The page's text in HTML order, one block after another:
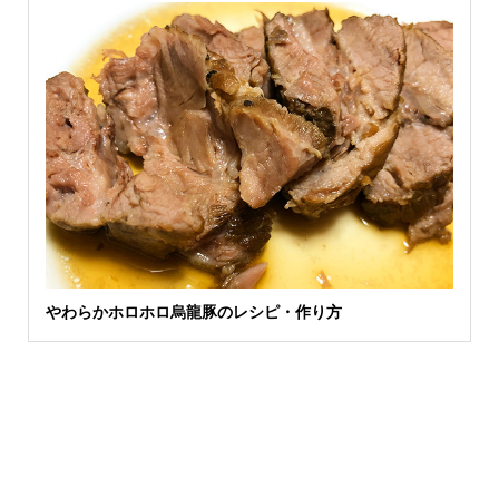
やわらかホロホロ烏龍豚のレシピ・作り方